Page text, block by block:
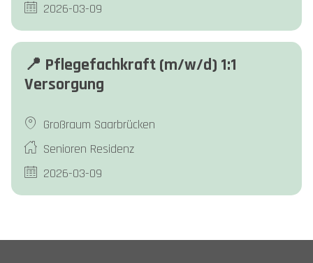
2026-03-09
📍 Pflegefachkraft (m/w/d) 1:1
Versorgung
Großraum Saarbrücken
Senioren Residenz
2026-03-09